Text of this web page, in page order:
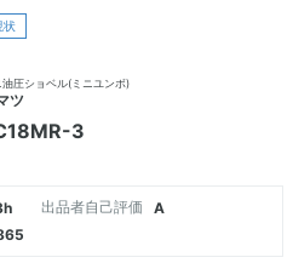
状
油圧ショベル(ミニユンボ)
ツ
3
出品者自己評価
A